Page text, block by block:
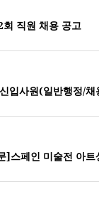
직원 채용 공고
입사원(일반행정/
스페인 미술전 아트